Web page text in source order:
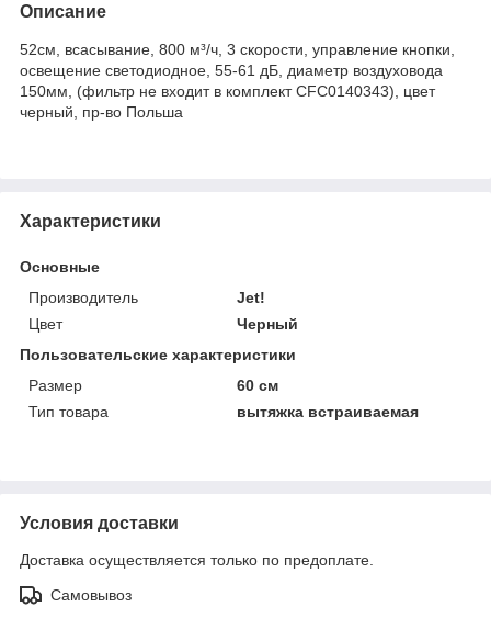
Описание
52см, всасывание, 800 м³/ч, 3 скорости, управление кнопки,
освещение светодиодное, 55-61 дБ, диаметр воздуховода
150мм, (фильтр не входит в комплект CFC0140343), цвет
черный, пр-во Польша
Характеристики
Основные
Производитель
Jet!
Цвет
Черный
Пользовательские характеристики
Размер
60 см
Тип товара
вытяжка встраиваемая
Условия доставки
Доставка осуществляется только по предоплате.
Самовывоз